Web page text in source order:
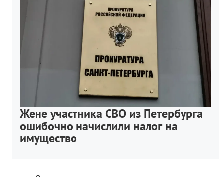
Жене участника СВО из Петербурга
ошибочно начислили налог на
имущество